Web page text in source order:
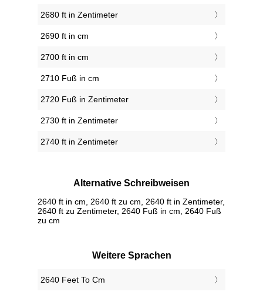
2680 ft in Zentimeter
2690 ft in cm
2700 ft in cm
2710 Fuß in cm
2720 Fuß in Zentimeter
2730 ft in Zentimeter
2740 ft in Zentimeter
Alternative Schreibweisen
2640 ft in cm, 2640 ft zu cm, 2640 ft in Zentimeter,
2640 ft zu Zentimeter, 2640 Fuß in cm, 2640 Fuß
zu cm
Weitere Sprachen
‎2640 Feet To Cm